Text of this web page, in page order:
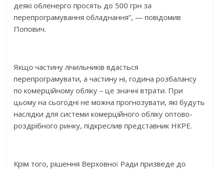
деякі обленерго просять до 500 грн за
перепрограмування обладнання”, — повідомив
Попович.
Якщо частину лічильників вдасться
перепрограмувати, а частину ні, година розбалансу
по комерційному обліку – це значні втрати. При
цьому на сьогодні не можна прогнозувати, які будуть
наслідки для системи комерційного обліку оптово-
роздрібного ринку, підкреслив представник НКРЕ.
Крім того, рішення Верховної Ради призведе до